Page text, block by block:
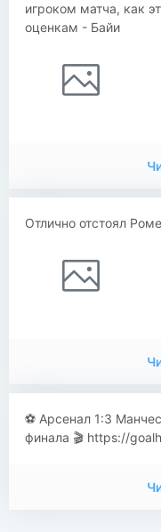
игроком матча, как
оценкам - Байи
Отлично отстоял
⚽️ Арсенал 1:3
финала 🎬 https://